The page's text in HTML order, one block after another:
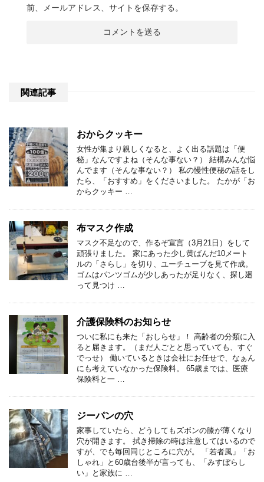
前、メールアドレス、サイトを保存する。
関連記事
おからクッキー
女性が集まり親しくなると、よく出る話題は「便
秘」なんですよね（そんな事ない？） 結構みんな悩
んでます（そんな事ない？） 私の慢性便秘の話をし
たら、「おすすめ」をくださいました。 たかが「お
からクッキー …
布マスク作成
マスク不足なので、作るぞ宣言（3月21日）をして
頑張りました。 家にあった少し黄ばんだ10メート
ルの「さらし」を切り、ユーチューブを見て作成。
ゴムはパンツゴムが少しあったが足りなく、探し廻
って見つけ …
介護保険料のお知らせ
ついに私にも来た「おしらせ」！ 高齢者の分類に入
ると届きます。（まだ人ごとと思っていても、すぐ
でっせ） 働いているときは会社にお任せで、なぁん
にも考えていなかった保険料。 65歳までは、医療
保険料と一 …
ジーパンの穴
家事していたら、どうしてもズボンの膝が薄くなり
穴が開きます。 拭き掃除の時は注意してはいるので
すが、でも毎回同じところに穴が。 「若者風」「お
しゃれ」と60歳台後半が言っても、「みすぼらし
い」と家族に …